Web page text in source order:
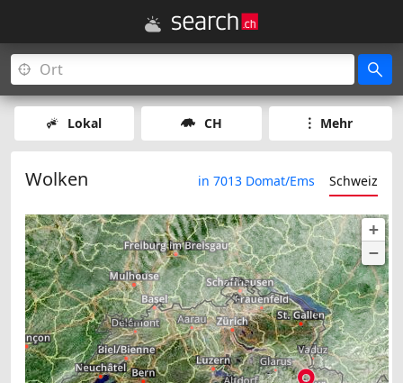
Lokal CH Mehr
Wolken in 7013 Domat/Ems Schweiz
+
−